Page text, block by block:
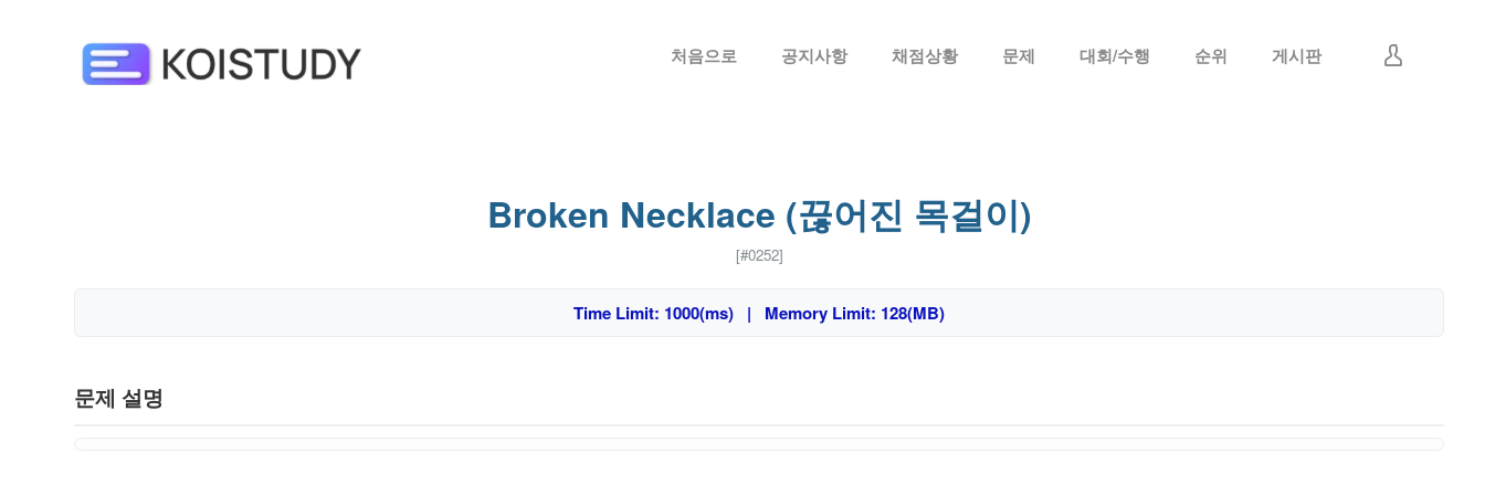
처음으로 공지사항 채점상황 문제 대회/수행 순위 게시판
Broken Necklace (끊어진 목걸이)
[#0252]
Time Limit: 1000(ms) | Memory Limit: 128(MB)
문제 설명